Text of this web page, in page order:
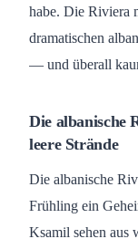
habe. Die Riviera
dramatischen
— und überall
Die albanische
leere Strände
Die albanische
Frühling ein
Ksamil sehen